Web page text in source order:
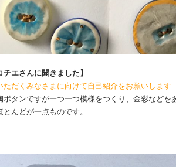
チエさんに聞きました】
ただくみなさまに向けて自己紹介をお願いします
ボタンですが一つ一つ模様をつくり、金彩などを
とんどが一点ものです。